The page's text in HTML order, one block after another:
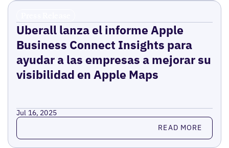
Uberall lanza el informe Apple
Business Connect Insights para
ayudar a las empresas a mejorar su
visibilidad en Apple Maps
Jul 16, 2025
Read more READ MORE